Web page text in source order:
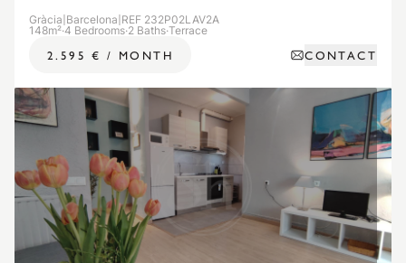
Gràcia Barcelona REF 232P02LAV2A
148m²·4 Bedrooms·2 Baths·Terrace
2.595 € / MONTH CONTACT